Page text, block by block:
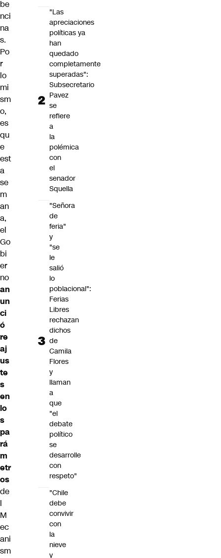
be
nci
na
s.
Po
r
lo
mi
sm
o,
es
qu
e
est
a
se
m
an
a,
el
Go
bi
er
no
an
un
ci
ó
re
aj
us
te
s
en
lo
s
pa
rá
m
etr
os
de
l
M
ec
ani
sm
"Las
apreciaciones
políticas ya
han
quedado
completamente
superadas":
Subsecretario
Pavez
se
refiere
a
la
polémica
con
el
senador
Squella
"Señora
de
feria"
y
"se
le
salió
lo
poblacional":
Ferias
Libres
rechazan
dichos
de
Camila
Flores
y
llaman
a
que
"el
debate
político
se
desarrolle
con
respeto"
"Chile
debe
convivir
con
la
nieve
y